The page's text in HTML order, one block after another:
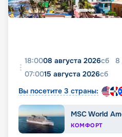
18:0008 августа 2026сб 8
07:0015 августа 2026сб
Вы посетите 3 страны:
MSC World
КОМФОРТ